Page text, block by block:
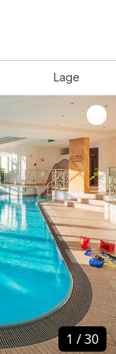
Lage
1 /30
1 /30